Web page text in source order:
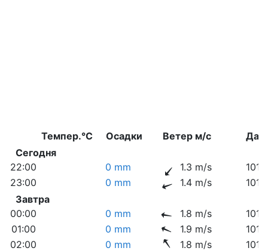
Темпер.°C Осадки Ветер м/с
Сегодня
22:00
0 mm 1.3 m/s
23:00
0 mm 1.4 m/s
Завтра
00:00
0 mm 1.8 m/s
01:00
0 mm 1.9 m/s
02:00
0 mm 1.8 m/s